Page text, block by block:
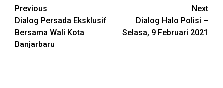
Continue
Reading
Previous
Dialog Persada Eksklusif
Bersama Wali Kota
Banjarbaru
Next
Dialog Halo Polisi –
Selasa, 9 Februari 2021